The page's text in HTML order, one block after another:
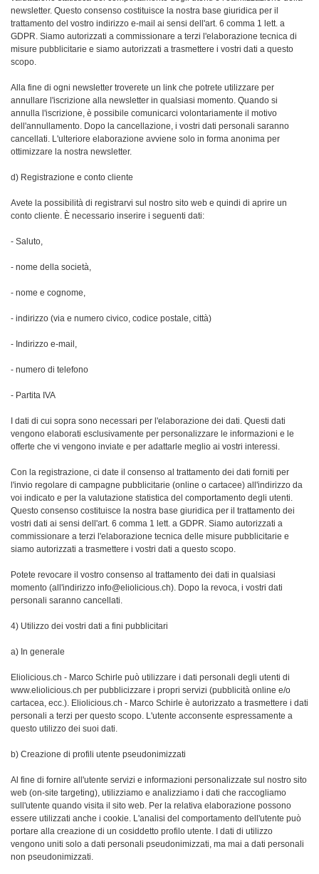
newsletter. Questo consenso costituisce la nostra base giuridica per il
trattamento del vostro indirizzo e-mail ai sensi dell'art. 6 comma 1 lett. a
GDPR. Siamo autorizzati a commissionare a terzi l'elaborazione tecnica di
misure pubblicitarie e siamo autorizzati a trasmettere i vostri dati a questo
scopo.
Alla fine di ogni newsletter troverete un link che potrete utilizzare per
annullare l'iscrizione alla newsletter in qualsiasi momento. Quando si
annulla l'iscrizione, è possibile comunicarci volontariamente il motivo
dell'annullamento. Dopo la cancellazione, i vostri dati personali saranno
cancellati. L'ulteriore elaborazione avviene solo in forma anonima per
ottimizzare la nostra newsletter.
d) Registrazione e conto cliente
Avete la possibilità di registrarvi sul nostro sito web e quindi di aprire un
conto cliente. È necessario inserire i seguenti dati:
- Saluto,
- nome della società,
- nome e cognome,
- indirizzo (via e numero civico, codice postale, città)
- Indirizzo e-mail,
- numero di telefono
- Partita IVA
I dati di cui sopra sono necessari per l'elaborazione dei dati. Questi dati
vengono elaborati esclusivamente per personalizzare le informazioni e le
offerte che vi vengono inviate e per adattarle meglio ai vostri interessi.
Con la registrazione, ci date il consenso al trattamento dei dati forniti per
l'invio regolare di campagne pubblicitarie (online o cartacee) all'indirizzo da
voi indicato e per la valutazione statistica del comportamento degli utenti.
Questo consenso costituisce la nostra base giuridica per il trattamento dei
vostri dati ai sensi dell'art. 6 comma 1 lett. a GDPR. Siamo autorizzati a
commissionare a terzi l'elaborazione tecnica delle misure pubblicitarie e
siamo autorizzati a trasmettere i vostri dati a questo scopo.
Potete revocare il vostro consenso al trattamento dei dati in qualsiasi
momento (all'indirizzo info@eliolicious.ch). Dopo la revoca, i vostri dati
personali saranno cancellati.
4) Utilizzo dei vostri dati a fini pubblicitari
a) In generale
Eliolicious.ch - Marco Schirle può utilizzare i dati personali degli utenti di
www.eliolicious.ch per pubblicizzare i propri servizi (pubblicità online e/o
cartacea, ecc.). Eliolicious.ch - Marco Schirle è autorizzato a trasmettere i dati
personali a terzi per questo scopo. L'utente acconsente espressamente a
questo utilizzo dei suoi dati.
b) Creazione di profili utente pseudonimizzati
Al fine di fornire all'utente servizi e informazioni personalizzate sul nostro sito
web (on-site targeting), utilizziamo e analizziamo i dati che raccogliamo
sull'utente quando visita il sito web. Per la relativa elaborazione possono
essere utilizzati anche i cookie. L'analisi del comportamento dell'utente può
portare alla creazione di un cosiddetto profilo utente. I dati di utilizzo
vengono uniti solo a dati personali pseudonimizzati, ma mai a dati personali
non pseudonimizzati.